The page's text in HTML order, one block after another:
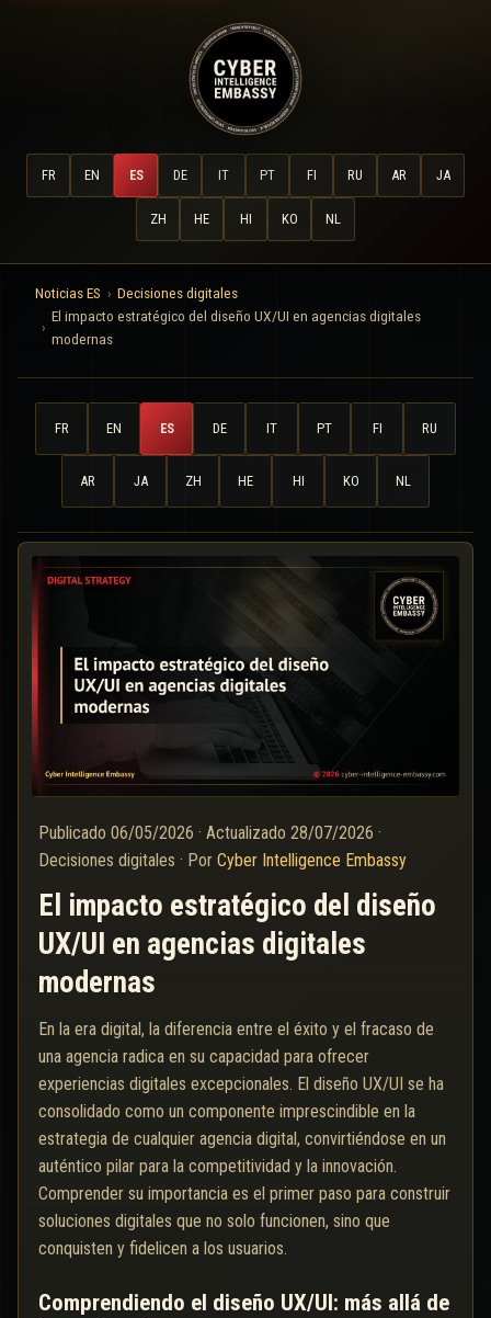
FR EN ES DE IT PT FI RU AR JA
ZH HE HI KO NL
Noticias ES
Decisiones digitales
El impacto estratégico del diseño UX/UI en agencias digitales
modernas
FR EN ES DE IT PT FI RU
AR JA ZH HE HI KO NL
Publicado 06/05/2026 · Actualizado 28/07/2026 ·
Decisiones digitales · Por Cyber Intelligence Embassy
El impacto estratégico del diseño
UX/UI en agencias digitales
modernas
En la era digital, la diferencia entre el éxito y el fracaso de
una agencia radica en su capacidad para ofrecer
experiencias digitales excepcionales. El diseño UX/UI se ha
consolidado como un componente imprescindible en la
estrategia de cualquier agencia digital, convirtiéndose en un
auténtico pilar para la competitividad y la innovación.
Comprender su importancia es el primer paso para construir
soluciones digitales que no solo funcionen, sino que
conquisten y fidelicen a los usuarios.
Comprendiendo el diseño UX/UI: más allá de